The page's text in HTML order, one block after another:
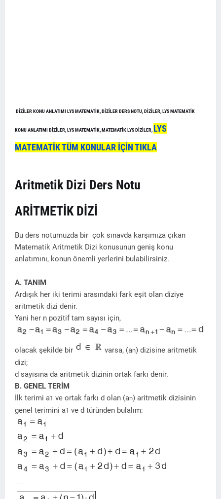
DİZİLER KONU ANLATIMI LYS MATEMATİK, DİZİLER DERS NOTU, DİZİLER, LYS MATEMATİK
KONU ANLATIMI DİZİLER, LYS MATEMATİK, MATEMATİK LYS DİZİLER, LYS
MATEMATİK TÜM KONULAR İÇİN TIKLA
Aritmetik Dizi Ders Notu
ARİTMETİK DİZİ
Bu ders notumuzda bir çok sınavda karşımıza çıkan
Matematik Aritmetik Dizi konusunun geniş konu
anlatımını, konun önemli yerlerini bulabilirsiniz.
A. TANIM
Ardışık her iki terimi arasındaki fark eşit olan diziye
aritmetik dizi denir.
Yani her n pozitif tam sayısı için,
olacak şekilde bir varsa, (an) dizisine aritmetik
dizi;
d sayısına da aritmetik dizinin ortak farkı denir.
B. GENEL TERİM
İlk terimi a1 ve ortak farkı d olan (an) aritmetik dizisinin
genel terimini a1 ve d türünden bulalım: